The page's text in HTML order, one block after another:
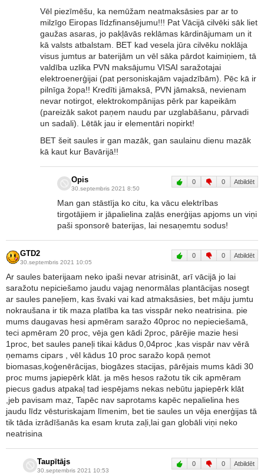
Vēl piezīmēšu, ka nemūžam neatmaksāsies par ar to
milzīgo Eiropas līdzfinansējumu!!! Pat Vācijā cilvēki sāk liet
gaužas asaras, jo pakļāvās reklāmas kārdinājumam un it
kā valsts atbalstam. BET kad vesela jūra cilvēku noklāja
visus jumtus ar baterijām un vēl sāka pārdot kaimiņiem, tā
valdība uzlika PVN maksājumu VISAI saražotajai
elektroenerģijai (pat personiskajām vajadzībām). Pēc kā ir
pilnīga žopa!! Kredīti jāmaksā, PVN jāmaksā, nevienam
nevar notirgot, elektrokompānijas pērk par kapeikām
(pareizāk sakot paņem naudu par uzglabāšanu, pārvadi
un sadali). Lētāk jau ir elementāri nopirkt!
BET šeit saules ir gan mazāk, gan saulainu dienu mazāk
kā kaut kur Bavārijā!!
Opis
30.septembris 2021 8:50
0 0 Atbildēt
Man gan stāstīja ko citu, ka vācu elektrības
tirgotājiem ir jāpalielina zaļās enerģijas apjoms un viņi
paši sponsorē baterijas, lai nesaņemtu sodus!
GTD2
30.septembris 2021 10:05
0 0 Atbildēt
Ar saules baterijaam neko ipaši nevar atrisināt, arī vācijā jo lai
saražotu nepiciešamo jaudu vajag nenormālas plantācijas nosegt
ar saules paneļiem, kas švaki vai kad atmaksāsies, bet māju jumtu
nokraušana ir tik maza platība ka tas visspār neko neatrisina. pie
mums daugavas hesi apmēram saražo 40proc no nepieciešamā,
teci apmēram 20 proc, vēja gen kādi 2proc, pārējie mazie hesi
1proc, bet saules paneļi tikai kādus 0,04proc ,kas vispār nav vērā
ņemams cipars , vēl kādus 10 proc saražo kopā ņemot
biomasas,koģenērācijas, biogāzes stacijas, pārējais mums kādi 30
proc mums japiepērk klāt. ja mēs hesos ražotu tik cik apmēram
piecus gadus atpakaļ tad iespējams nekas nebūtu japiepērk klāt
,jeb pavisam maz, Tapēc nav saprotams kapēc nepalielina hes
jaudu līdz vēsturiskajam līmenim, bet tie saules un vēja enerģijas tā
tik tāda izrādīšanās ka esam kruta zaļi,lai gan globāli viņi neko
neatrisina
Taupītājs
30.septembris 2021 10:53
0 0 Atbildēt